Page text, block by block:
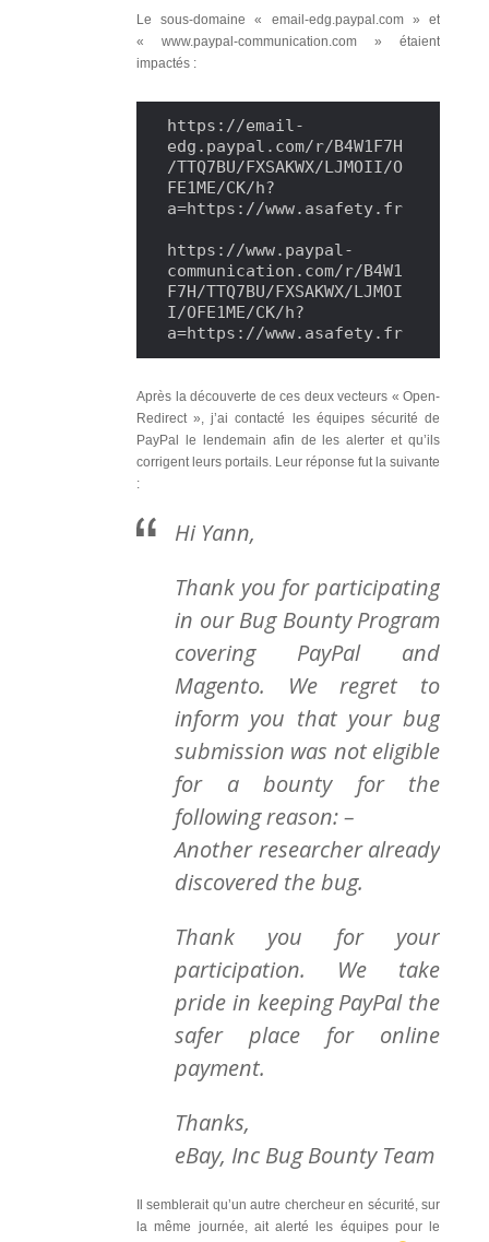
Le sous-domaine « email-edg.paypal.com » et
« www.paypal-communication.com » étaient
impactés :
https://email-
edg.paypal.com/r/B4W1F7H
/TTQ7BU/FXSAKWX/LJMOII/O
FE1ME/CK/h?
a=https://www.asafety.fr
https://www.paypal-
communication.com/r/B4W1
F7H/TTQ7BU/FXSAKWX/LJMOI
I/OFE1ME/CK/h?
a=https://www.asafety.fr
Après la découverte de ces deux vecteurs « Open-
Redirect », j’ai contacté les équipes sécurité de
PayPal le lendemain afin de les alerter et qu’ils
corrigent leurs portails. Leur réponse fut la suivante
:
Hi Yann,
Thank you for participating
in our Bug Bounty Program
covering PayPal and
Magento. We regret to
inform you that your bug
submission was not eligible
for a bounty for the
following reason: –
Another researcher already
discovered the bug.
Thank you for your
participation. We take
pride in keeping PayPal the
safer place for online
payment.
Thanks,
eBay, Inc Bug Bounty Team
Il semblerait qu’un autre chercheur en sécurité, sur
la même journée, ait alerté les équipes pour le